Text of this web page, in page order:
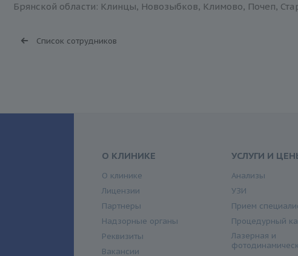
Брянской области: Клинцы, Новозыбков, Климово, Почеп,
Список сотрудников
О КЛИНИКЕ
О клинике
Лицензии
Партнеры
Надзорные органы
Реквизиты
Вакансии
УСЛУГИ И
Анализы
УЗИ
Прием
Процедурный
Лазерная и